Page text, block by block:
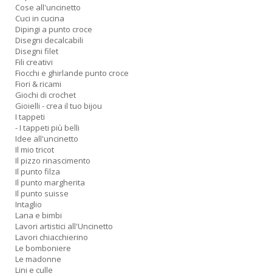
Cose all'uncinetto
Cuci in cucina
Dipingi a punto croce
Disegni decalcabili
Disegni filet
Fili creativi
Fiocchi e ghirlande punto croce
Fiori & ricami
Giochi di crochet
Gioielli - crea il tuo bijou
I tappeti
- I tappeti più belli
Idee all'uncinetto
Il mio tricot
Il pizzo rinascimento
Il punto filza
Il punto margherita
Il punto suisse
Intaglio
Lana e bimbi
Lavori artistici all'Uncinetto
Lavori chiacchierino
Le bomboniere
Le madonne
Lini e culle